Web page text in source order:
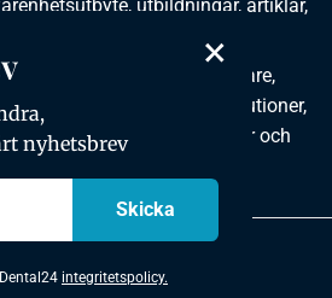
utbildningar, artiklar,
i samverkan med tandläkare,
tandtekniker, institutioner,
organisationer, leverantörer och
Dental24. All rights reserved.
×
nyhetsbrev
integritetspolicy.